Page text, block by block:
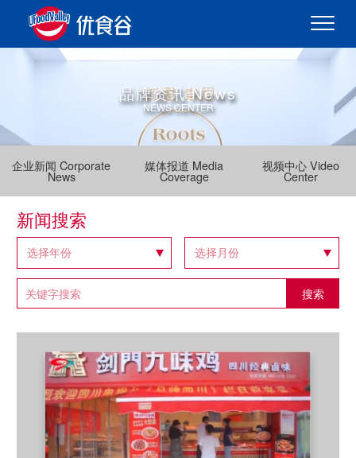
品牌资讯 News
NEWS CENTER
企业新闻 Corporate
News
媒体报道 Media
Coverage
视频中心 Video
Center
新闻搜索